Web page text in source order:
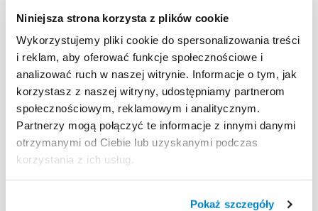
Niniejsza strona korzysta z plików cookie
Wykorzystujemy pliki cookie do spersonalizowania treści
i reklam, aby oferować funkcje społecznościowe i
analizować ruch w naszej witrynie. Informacje o tym, jak
korzystasz z naszej witryny, udostępniamy partnerom
społecznościowym, reklamowym i analitycznym.
Partnerzy mogą połączyć te informacje z innymi danymi
otrzymanymi od Ciebie lub uzyskanymi podczas
korzystania z ich usług.
Pokaż szczegóły